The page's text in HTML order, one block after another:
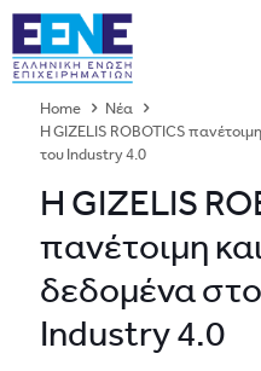
Home
Νέα
H GIZELIS ROBOTICS
του Industry 4.0
H GIZELIS
πανέτοιμη
δεδομένα
Industry 4.0